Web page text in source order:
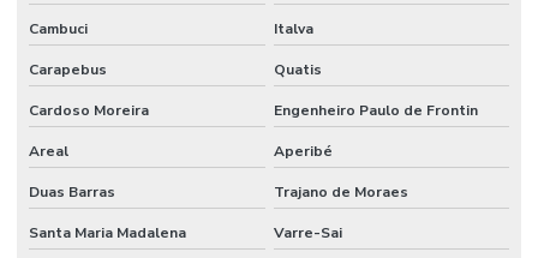
Cambuci Italva
Carapebus Quatis
Cardoso Moreira Engenheiro Paulo de Frontin
Areal Aperibé
Duas Barras Trajano de Moraes
Santa Maria Madalena Varre-Sai